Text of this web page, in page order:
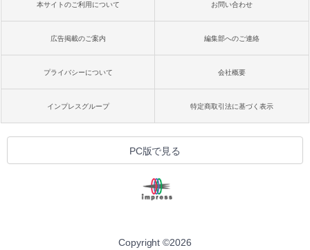
本サイトのご利用について お問い合わせ
広告掲載のご案内 編集部へのご連絡
プライバシーについて 会社概要
インプレスグループ 特定商取引法に基づく表示
PC版で見る
Copyright ©2026